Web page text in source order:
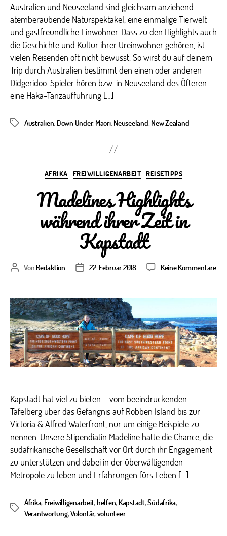
Australien und Neuseeland sind gleichsam anziehend –
atemberaubende Naturspektakel, eine einmalige Tierwelt
und gastfreundliche Einwohner. Dass zu den Highlights auch
die Geschichte und Kultur ihrer Ureinwohner gehören, ist
vielen Reisenden oft nicht bewusst. So wirst du auf deinem
Trip durch Australien bestimmt den einen oder anderen
Didgeridoo-Spieler hören bzw. in Neuseeland des Öfteren
eine Haka-Tanzaufführung […]
Schlagwörter
Australien, Down Under, Maori, Neuseeland, New Zealand
Kategorien
AFRIKA FREIWILLIGENARBEIT REISETIPPS
Madelines Highlights
während ihrer Zeit in
Kapstadt
Beitragsautor
Von Redaktion Veröffentlichungsdatum
22. Februar 2018 Keine Kommentarezu
Zeit
in
Kapstadt hat viel zu bieten – vom beeindruckenden
Tafelberg über das Gefängnis auf Robben Island bis zur
Victoria & Alfred Waterfront, nur um einige Beispiele zu
nennen. Unsere Stipendiatin Madeline hatte die Chance, die
südafrikanische Gesellschaft vor Ort durch ihr Engagement
zu unterstützen und dabei in der überwältigenden
Metropole zu leben und Erfahrungen fürs Leben […]
Schlagwörter
Afrika, Freiwilligenarbeit, helfen, Kapstadt,Südafrika,
Verantwortung,Volontär, volunteer